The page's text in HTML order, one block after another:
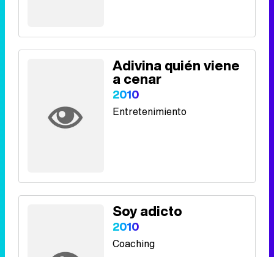
Adivina quién viene
a cenar
2010
Entretenimiento
Soy adicto
2010
Coaching